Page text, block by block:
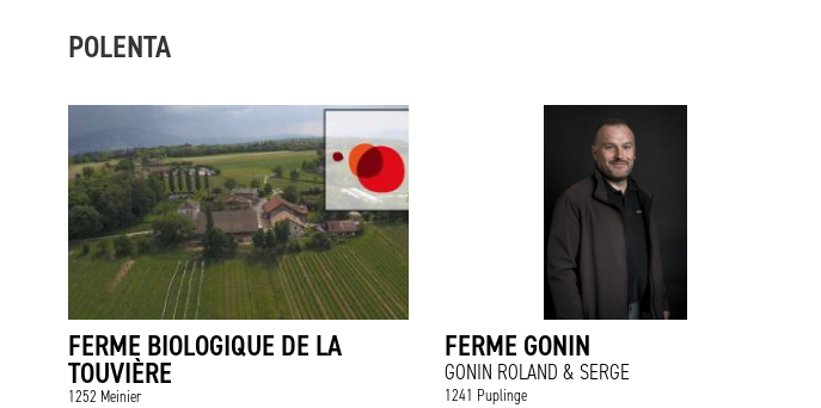
POLENTA
FERME BIOLOGIQUE DE LA
TOUVIÈRE
1252 Meinier
FERME GONIN
GONIN ROLAND & SERGE
1241 Puplinge